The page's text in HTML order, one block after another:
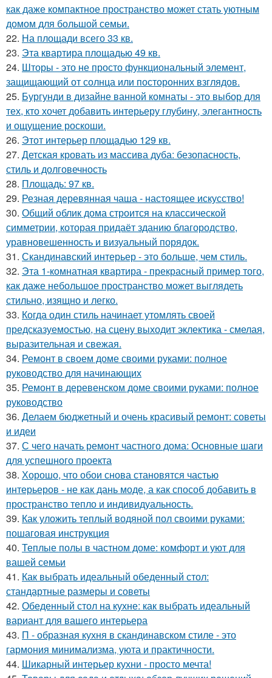
как даже компактное пространство может стать уютным
домом для большой семьи.
22. На площади всего 33 кв.
23. Эта квартира площадью 49 кв.
24. Шторы - это не просто функциональный элемент,
защищающий от солнца или посторонних взглядов.
25. Бургунди в дизайне ванной комнаты - это выбор для
тех, кто хочет добавить интерьеру глубину, элегантность
и ощущение роскоши.
26. Этот интерьер площадью 129 кв.
27. Детская кровать из массива дуба: безопасность,
стиль и долговечность
28. Площадь: 97 кв.
29. Резная деревянная чаша - настоящее искусство!
30. Общий облик дома строится на классической
симметрии, которая придаёт зданию благородство,
уравновешенность и визуальный порядок.
31. Скандинавский интерьер - это больше, чем стиль.
32. Эта 1-комнатная квартира - прекрасный пример того,
как даже небольшое пространство может выглядеть
стильно, изящно и легко.
33. Когда один стиль начинает утомлять своей
предсказуемостью, на сцену выходит эклектика - смелая,
выразительная и свежая.
34. Ремонт в своем доме своими руками: полное
руководство для начинающих
35. Ремонт в деревенском доме своими руками: полное
руководство
36. Делаем бюджетный и очень красивый ремонт: советы
и идеи
37. С чего начать ремонт частного дома: Основные шаги
для успешного проекта
38. Хорошо, что обои снова становятся частью
интерьеров - не как дань моде, а как способ добавить в
пространство тепло и индивидуальность.
39. Как уложить теплый водяной пол своими руками:
пошаговая инструкция
40. Теплые полы в частном доме: комфорт и уют для
вашей семьи
41. Как выбрать идеальный обеденный стол:
стандартные размеры и советы
42. Обеденный стол на кухне: как выбрать идеальный
вариант для вашего интерьера
43. П - образная кухня в скандинавском стиле - это
гармония минимализма, уюта и практичности.
44. Шикарный интерьер кухни - просто мечта!